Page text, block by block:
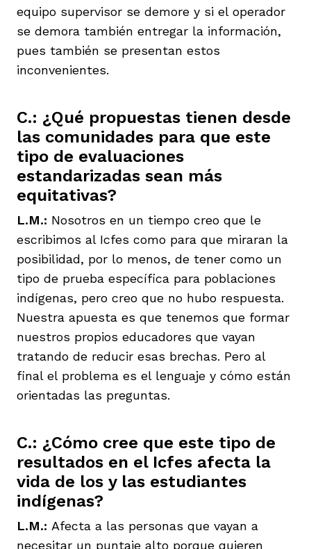
equipo supervisor se demore y si el operador
se demora también entregar la información,
pues también se presentan estos
inconvenientes.
C.: ¿Qué propuestas tienen desde
las comunidades para que este
tipo de evaluaciones
estandarizadas sean más
equitativas?
L.M.: Nosotros en un tiempo creo que le
escribimos al Icfes como para que miraran la
posibilidad, por lo menos, de tener como un
tipo de prueba específica para poblaciones
indígenas, pero creo que no hubo respuesta.
Nuestra apuesta es que tenemos que formar
nuestros propios educadores que vayan
tratando de reducir esas brechas. Pero al
final el problema es el lenguaje y cómo están
orientadas las preguntas.
C.: ¿Cómo cree que este tipo de
resultados en el Icfes afecta la
vida de los y las estudiantes
indígenas?
L.M.: Afecta a las personas que vayan a
necesitar un puntaje alto porque quieren